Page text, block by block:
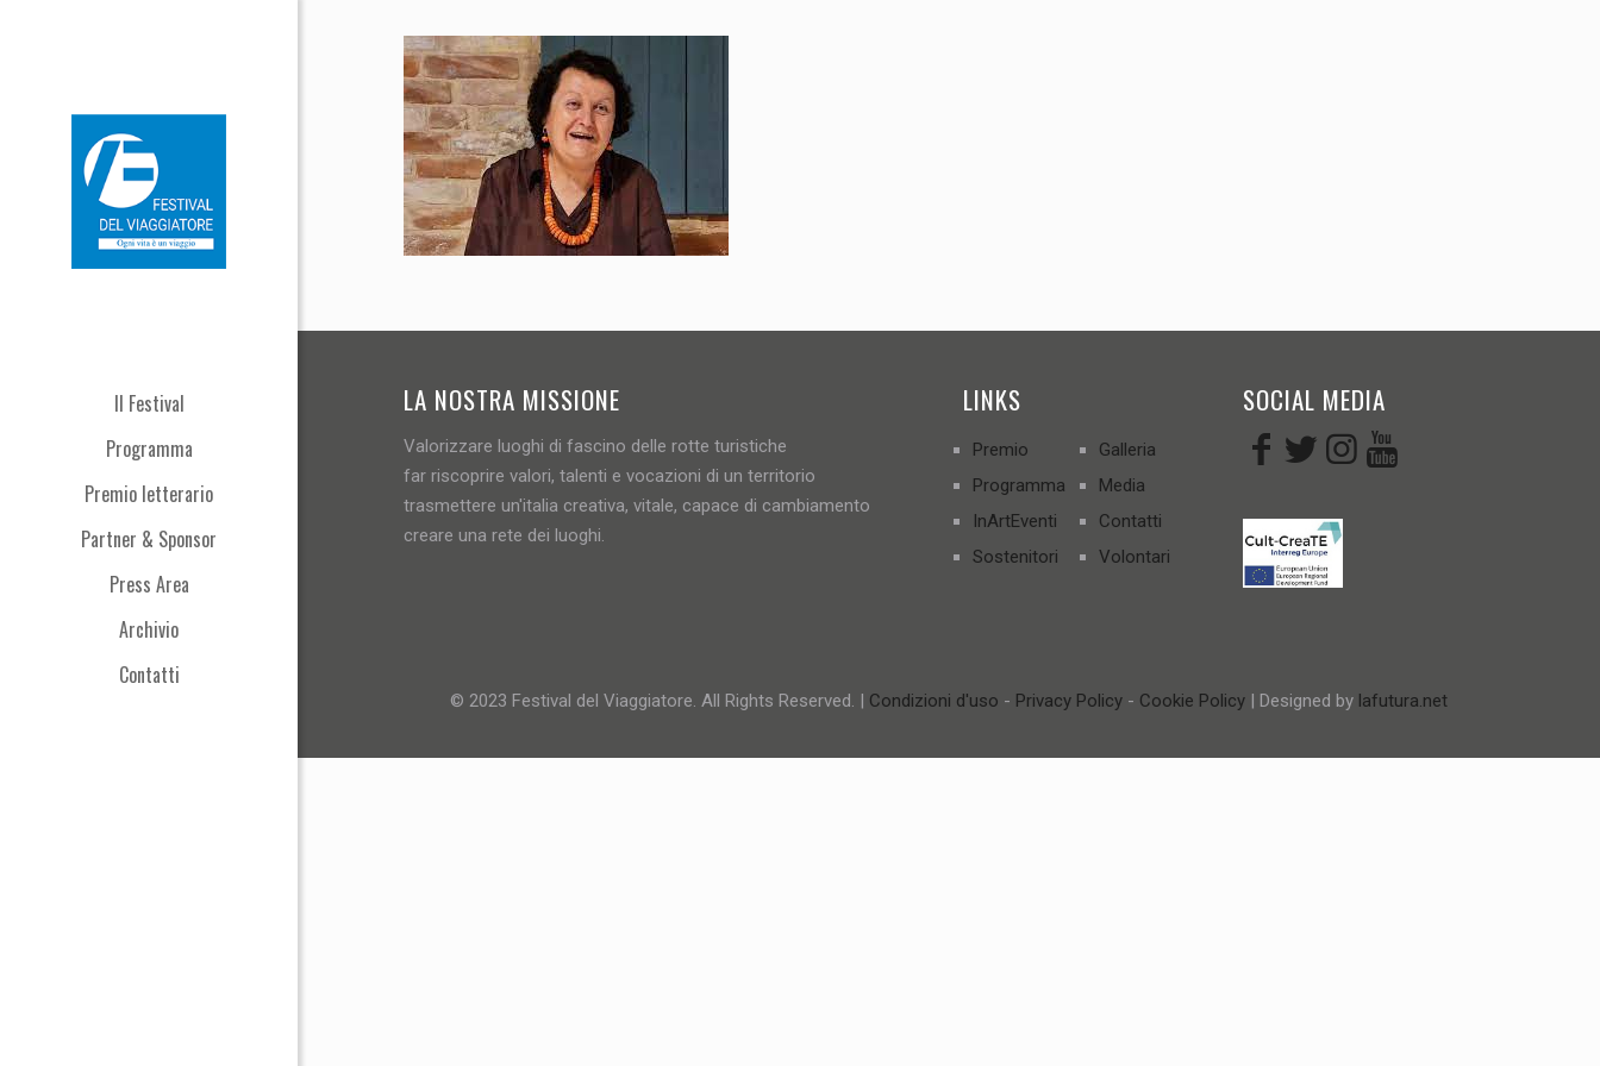
Il Festival
Programma
Premio letterario
Partner & Sponsor
Press Area
Archivio
Contatti
LA NOSTRA MISSIONE
Valorizzare luoghi di fascino delle rotte turistiche
far riscoprire valori, talenti e vocazioni di un territorio
trasmettere un'italia creativa, vitale, capace di cambiamento
creare una rete dei luoghi.
LINKS
Premio
Programma
InArtEventi
Sostenitori
Galleria
Media
Contatti
Volontari
SOCIAL MEDIA
© 2023 Festival del Viaggiatore. All Rights Reserved. | Condizioni d'uso - Privacy Policy - Cookie Policy | Designed by lafutura.net